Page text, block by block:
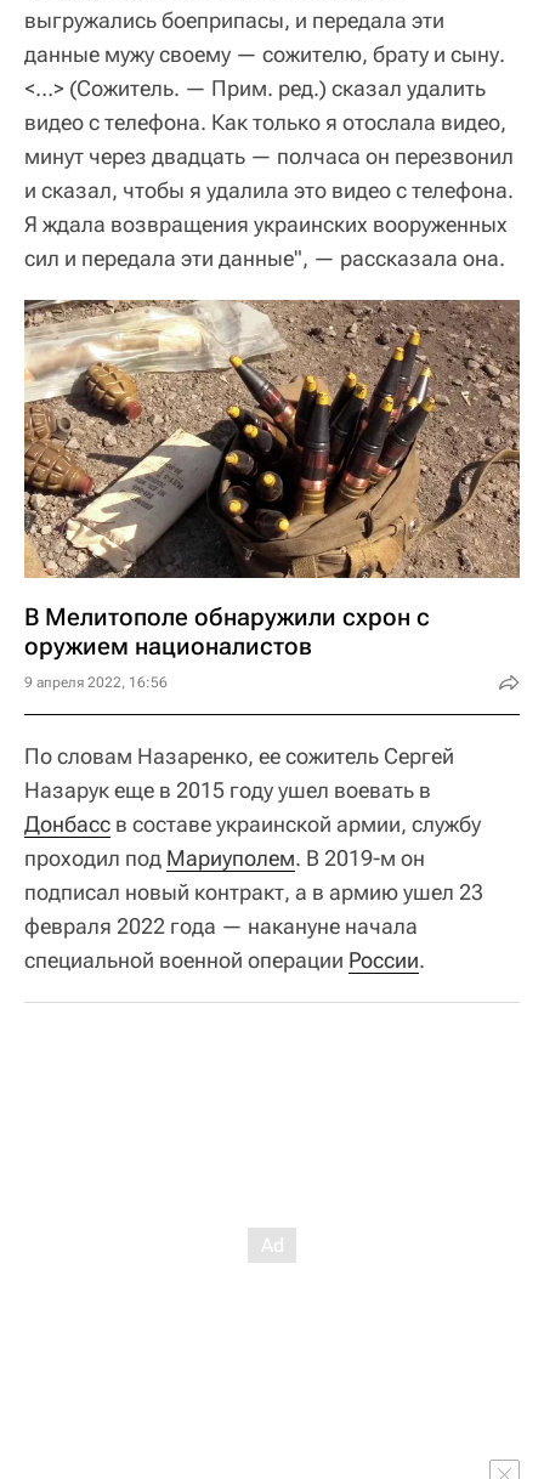
выгружались боеприпасы, и передала эти
данные мужу своему — сожителю, брату и сыну.
<…> (Cожитель. — Прим. ред.) сказал удалить
видео с телефона. Как только я отослала видео,
минут через двадцать — полчаса он перезвонил
и сказал, чтобы я удалила это видео с телефона.
Я ждала возвращения украинских вооруженных
сил и передала эти данные", — рассказала она.
В Мелитополе обнаружили схрон с
оружием националистов
9 апреля 2022, 16:56
По словам Назаренко, ее сожитель Сергей
Назарук еще в 2015 году ушел воевать в
Донбасс в составе украинской армии, службу
проходил под Мариуполем. В 2019-м он
подписал новый контракт, а в армию ушел 23
февраля 2022 года — накануне начала
специальной военной операции России.